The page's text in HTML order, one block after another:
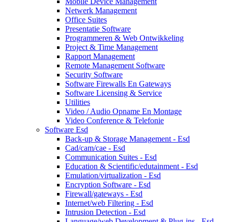
Netwerk Management
Office Suites
Presentatie Software
Programmeren & Web Ontwikkeling
Project & Time Management
Rapport Management
Remote Management Software
Security Software
Software Firewalls En Gateways
Software Licensing & Service
Utilities
Video / Audio Opname En Montage
Video Conference & Telefonie
Software Esd
Back-up & Storage Management - Esd
Cad/cam/cae - Esd
Communication Suites - Esd
Education & Scientific/edutainment - Esd
Emulation/virtualization - Esd
Encryption Software - Esd
Firewall/gateways - Esd
Internet/web Filtering - Esd
Intrusion Detection - Esd